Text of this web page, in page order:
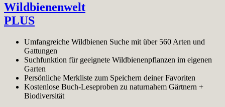
Wildbienenwelt
PLUS
Umfangreiche Wildbienen Suche mit über 560 Arten und
Gattungen
Suchfunktion für geeignete Wildbienenpflanzen im eigenen
Garten
Persönliche Merkliste zum Speichern deiner Favoriten
Kostenlose Buch-Leseproben zu naturnahem Gärtnern +
Biodiversität